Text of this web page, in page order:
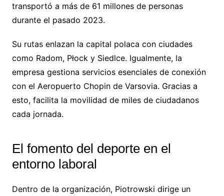
transportó a más de 61 millones de personas
durante el pasado 2023.
Su rutas enlazan la capital polaca con ciudades
como Radom, Płock y Siedlce. Igualmente, la
empresa gestiona servicios esenciales de conexión
con el Aeropuerto Chopin de Varsovia. Gracias a
esto, facilita la movilidad de miles de ciudadanos
cada jornada.
El fomento del deporte en el
entorno laboral
Dentro de la organización, Piotrowski dirige un